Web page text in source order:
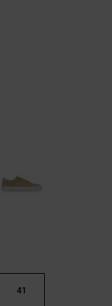
41